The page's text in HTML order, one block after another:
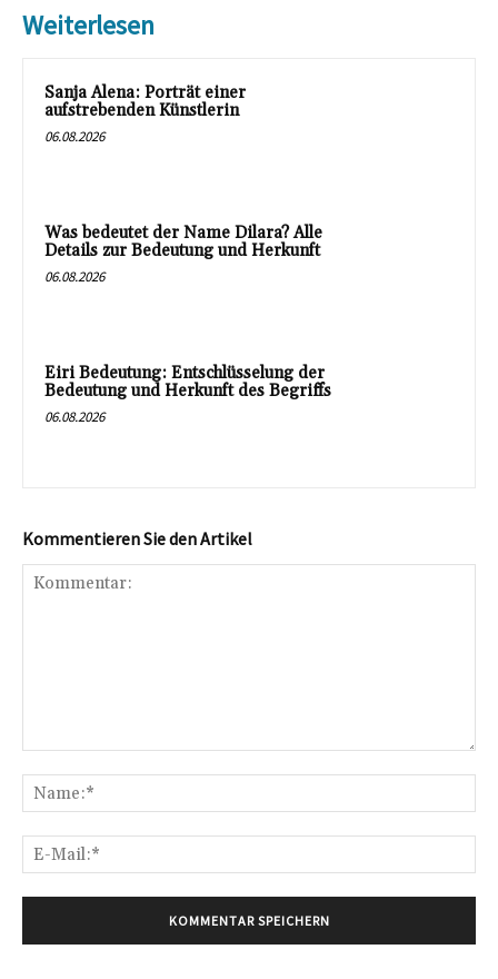
Weiterlesen
Sanja Alena: Porträt einer
aufstrebenden Künstlerin
06.08.2026
Was bedeutet der Name Dilara? Alle
Details zur Bedeutung und Herkunft
06.08.2026
Eiri Bedeutung: Entschlüsselung der
Bedeutung und Herkunft des Begriffs
06.08.2026
Kommentieren Sie den Artikel